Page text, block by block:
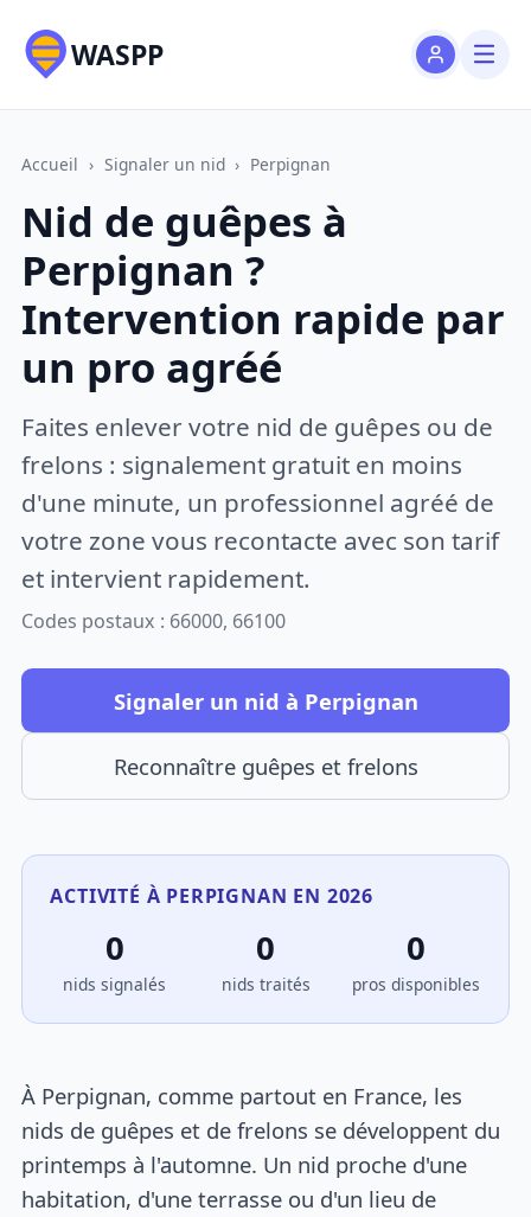
WASPP
Accueil › Signaler un nid › Perpignan
Nid de guêpes à
Perpignan ?
Intervention rapide par
un pro agréé
Faites enlever votre nid de guêpes ou de
frelons : signalement gratuit en moins
d'une minute, un professionnel agréé de
votre zone vous recontacte avec son tarif
et intervient rapidement.
Codes postaux : 66000, 66100
Signaler un nid à Perpignan
Reconnaître guêpes et frelons
ACTIVITÉ À PERPIGNAN EN 2026
0
nids signalés
0
nids traités
0
pros disponibles
À Perpignan, comme partout en France, les
nids de guêpes et de frelons se développent du
printemps à l'automne. Un nid proche d'une
habitation, d'une terrasse ou d'un lieu de